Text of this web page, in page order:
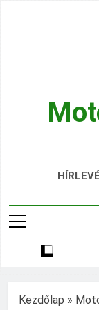
Hírek, Tesztek,
Kezdőlap »